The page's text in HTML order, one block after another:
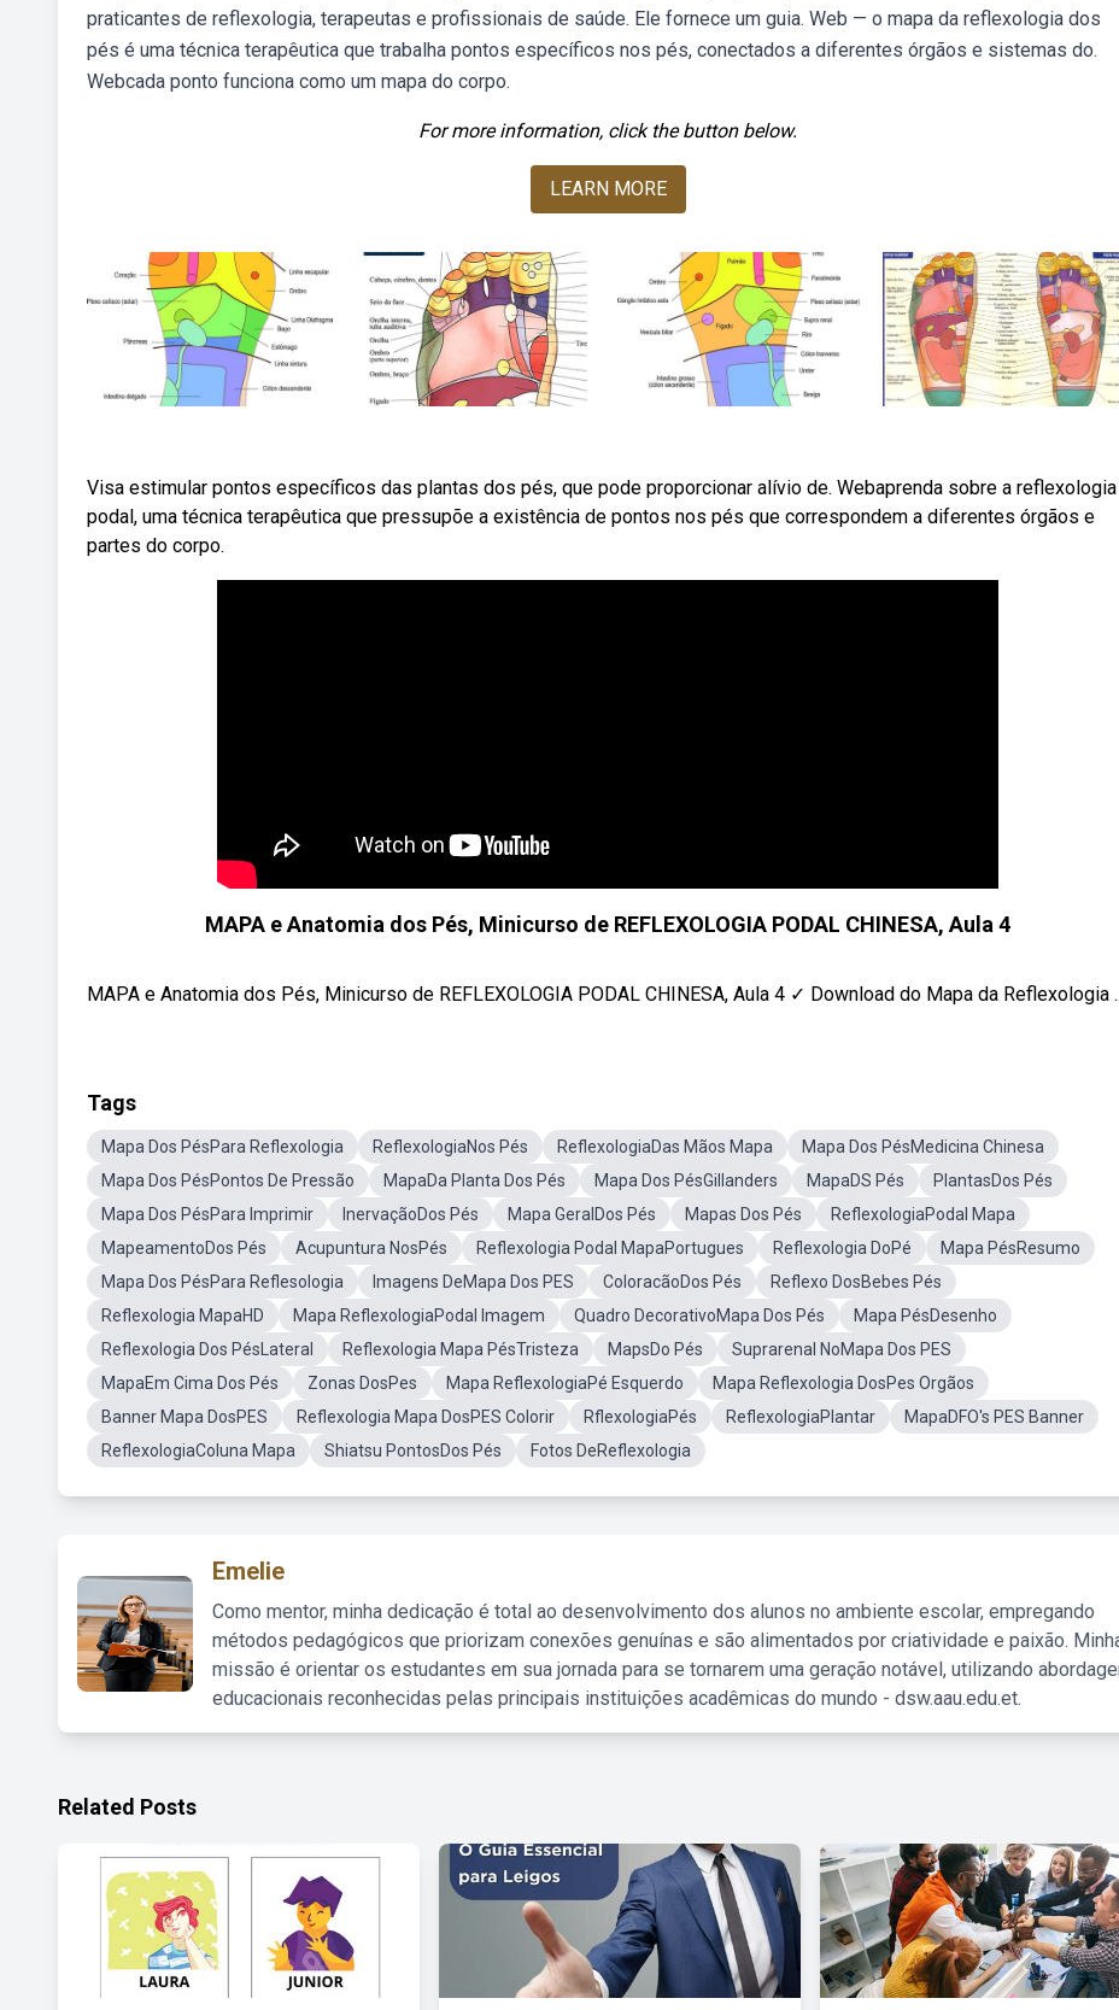
praticantes de reflexologia, terapeutas e profissionais de saúde. Ele fornece um guia. Web — o mapa da reflexologia dos
pés é uma técnica terapêutica que trabalha pontos específicos nos pés, conectados a diferentes órgãos e sistemas do.
Webcada ponto funciona como um mapa do corpo.
For more information, click the button below.
LEARN MORE
Visa estimular pontos específicos das plantas dos pés, que pode proporcionar alívio de. Webaprenda sobre a reflexologia
podal, uma técnica terapêutica que pressupõe a existência de pontos nos pés que correspondem a diferentes órgãos e
partes do corpo.
MAPA e Anatomia dos Pés, Minicurso de REFLEXOLOGIA PODAL CHINESA, Aula 4
MAPA e Anatomia dos Pés, Minicurso de REFLEXOLOGIA PODAL CHINESA, Aula 4 ✓ Download do Mapa da Reflexologia
Tags
Mapa Dos PésPara Reflexologia ReflexologiaNos Pés ReflexologiaDas Mãos Mapa
Mapa Dos PésMedicina Chinesa
Mapa Dos PésPontos De Pressão
MapaDa Planta Dos Pés Mapa Dos PésGillanders MapaDS Pés
PlantasDos Pés
Mapa Dos PésPara Imprimir
InervaçãoDos Pés Mapa GeralDos Pés Mapas Dos Pés
ReflexologiaPodal Mapa
MapeamentoDos Pés
Acupuntura NosPés Reflexologia Podal MapaPortugues Reflexologia DoPé
Mapa PésResumo
Mapa Dos PésPara Reflesologia
Imagens DeMapa Dos PES ColoracãoDos Pés
Reflexo DosBebes Pés
Reflexologia MapaHD
Mapa ReflexologiaPodal Imagem Quadro DecorativoMapa Dos Pés
Mapa PésDesenho
Reflexologia Dos PésLateral
Reflexologia Mapa PésTristeza MapsDo Pés
Suprarenal NoMapa Dos PES
MapaEm Cima Dos Pés
Zonas DosPes Mapa ReflexologiaPé Esquerdo
Mapa Reflexologia DosPes Orgãos
Banner Mapa DosPES
Reflexologia Mapa DosPES Colorir RflexologiaPés ReflexologiaPlantar
MapaDFO's PES Banner
ReflexologiaColuna Mapa
Shiatsu PontosDos Pés Fotos DeReflexologia
Emelie
Como mentor, minha dedicação é total ao desenvolvimento dos alunos no ambiente escolar, empregando
métodos pedagógicos que priorizam conexões genuínas e são alimentados por criatividade e paixão.
missão é orientar os estudantes em sua jornada para se tornarem uma geração notável, utilizando
educacionais reconhecidas pelas principais instituições acadêmicas do mundo - dsw.aau.edu.et.
Related Posts